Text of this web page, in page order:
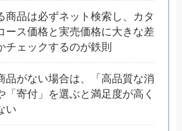
商品は必ずネット検索し、カタ
ース価格と実売価格に大きな差
チェックするのが鉄則
品がない場合は、「高品質な消
「寄付」を選ぶと満足度が高く
い